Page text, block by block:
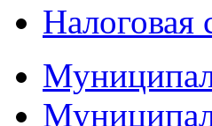
Налоговая